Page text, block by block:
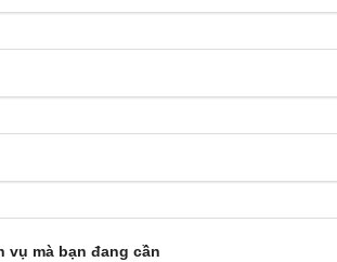
vụ mà bạn đang cần